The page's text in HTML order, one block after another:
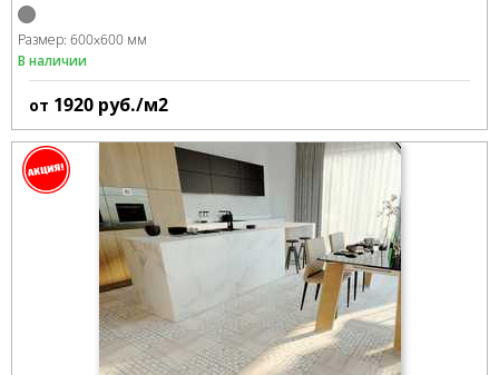
Размер: 600x600 мм
В наличии
от 1920 руб./м2